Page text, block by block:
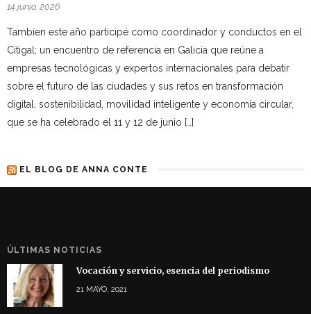
14 junio, 2026
Tambien este año participé como coordinador y conductos en el
Citigal; un encuentro de referencia en Galicia que reúne a
empresas tecnológicas y expertos internacionales para debatir
sobre el futuro de las ciudades y sus retos en transformación
digital, sostenibilidad, movilidad inteligente y economía circular,
que se ha celebrado el 11 y 12 de junio […]
EL BLOG DE ANNA CONTE
ÚLTIMAS NOTICIAS
Vocación y servicio, esencia del periodismo
21 MAYO, 2021